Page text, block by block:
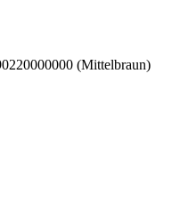
(Mittelbraun)